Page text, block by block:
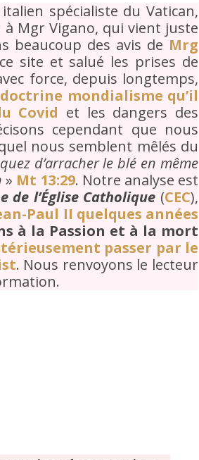
spécialiste du Vatican,
Mgr Vigano, qui vient juste
beaucoup des avis de Mrg
site et salué les prises de
force, depuis longtemps,
mondialisme qu’il
Covid et les dangers des
cependant que nous
nous semblent mêlés du
d’arracher le blé en même
» Mt 13:29. Notre analyse est
de l’Église Catholique (CEC),
Paul II quelques années
à la Passion et à la mort
passer par le
. Nous renvoyons le lecteur